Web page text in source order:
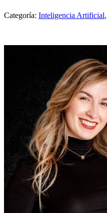
Categoría: Inteligencia Artificial,